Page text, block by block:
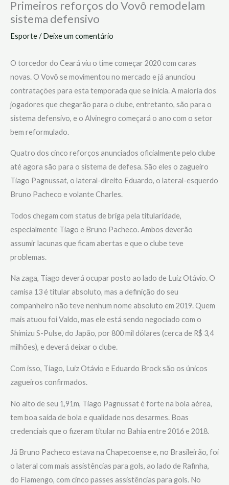
Primeiros reforços do Vovô remodelam
sistema defensivo
Esporte/Deixe um comentário
O torcedor do Ceará viu o time começar 2020 com caras
novas. O Vovô se movimentou no mercado e já anunciou
contratações para esta temporada que se inicia. A maioria dos
jogadores que chegarão para o clube, entretanto, são para o
sistema defensivo, e o Alvinegro começará o ano com o setor
bem reformulado.
Quatro dos cinco reforços anunciados oficialmente pelo clube
até agora são para o sistema de defesa. São eles o zagueiro
Tiago Pagnussat, o lateral-direito Eduardo, o lateral-esquerdo
Bruno Pacheco e volante Charles.
Todos chegam com status de briga pela titularidade,
especialmente Tiago e Bruno Pacheco. Ambos deverão
assumir lacunas que ficam abertas e que o clube teve
problemas.
Na zaga, Tiago deverá ocupar posto ao lado de Luiz Otávio. O
camisa 13 é titular absoluto, mas a definição do seu
companheiro não teve nenhum nome absoluto em 2019. Quem
mais atuou foi Valdo, mas ele está sendo negociado com o
Shimizu S-Pulse, do Japão, por 800 mil dólares (cerca de R$ 3,4
milhões), e deverá deixar o clube.
Com isso, Tiago, Luiz Otávio e Eduardo Brock são os únicos
zagueiros confirmados.
No alto de seu 1,91m, Tiago Pagnussat é forte na bola aérea,
tem boa saída de bola e qualidade nos desarmes. Boas
credenciais que o fizeram titular no Bahia entre 2016 e 2018.
Já Bruno Pacheco estava na Chapecoense e, no Brasileirão, foi
o lateral com mais assistências para gols, ao lado de Rafinha,
do Flamengo, com cinco passes assistências para gols. No